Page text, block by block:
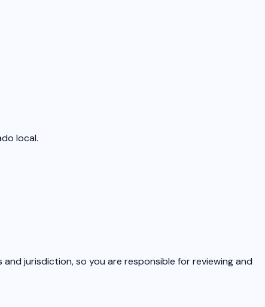
local.
jurisdiction, so you are responsible for reviewing and